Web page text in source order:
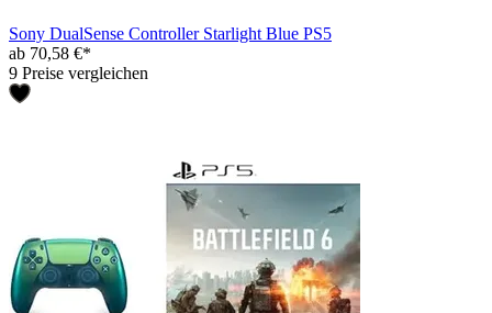
Sony DualSense Controller Starlight Blue PS5
ab 70,58 €*
9 Preise vergleichen